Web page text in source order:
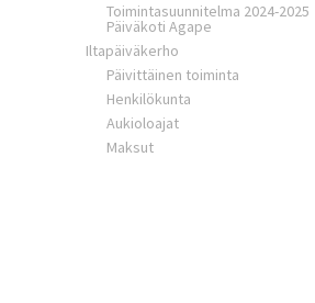
Toimintasuunnitelma 2024-2025
Päiväkoti Agape
Iltapäiväkerho
Päivittäinen toiminta
Henkilökunta
Aukioloajat
Maksut